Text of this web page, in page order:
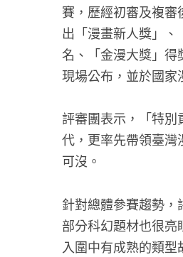
賽，歷經初審及複
出「漫畫新人獎」
名、「金漫大獎」
現場公布，並於國家
評審團表示，「特
代，更率先帶領臺
可沒。
針對總體參賽趨勢，
部分科幻題材也很亮
入圍中有成熟的類